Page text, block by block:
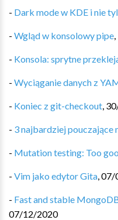
- Dark mode w KDE i nie
- Wgląd w konsolowy pipe,
- Konsola: sprytne
- Wyciąganie danych z
- Koniec z git-checkout,
- 3 najbardziej pouczające
- Mutation testing: Too
- Vim jako edytor Gita,07/
- Fast and stable
07/12/2020